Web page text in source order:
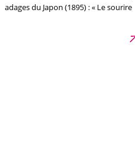
adages du Japon (1895) : « Le sourire